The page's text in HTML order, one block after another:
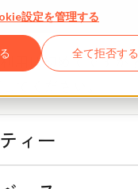
設定を管理する
全て拒否する
用は初めてですか？
ィー